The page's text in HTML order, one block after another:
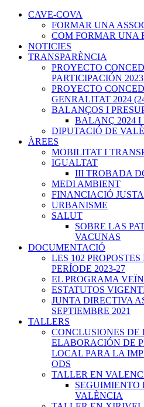
CAVE-COVA
FORMAR UNA
COM FORMAR UNA
NOTICIES
TRANSPARÈNCIA
PROYECTO
PARTICIPACIÓN
PROYECTO
GENRALITAT 2024
BALANÇOS I
BALANÇ 2024 I
DIPUTACIÓ DE
ÀREES
MOBILITAT I
IGUALTAT
III TROBADA
MEDI AMBIENT
FINANCIACIÓ JUSTA
URBANISME
SALUT
SOBRE LAS
VACUNAS
DOCUMENTACIÓ
LES 102
PERÍODE 2023-27
EL PROGRAMA
ESTATUTOS
JUNTA DIRECTIVA
SEPTIEMBRE 2021
TALLERS
CONCLUSIONES DE
ELABORACIÓN DE
LOCAL PARA LA
ODS
TALLER EN
SEGUIMIENTO
VALÈNCIA